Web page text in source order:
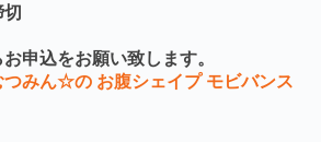
申込をお願い致します。
つみん☆の お腹シェイプ モビバンス